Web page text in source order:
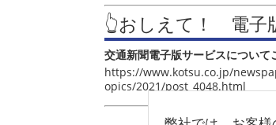
👆おしえて！ 電子
交通新聞電子版サービスについて
https://www.kotsu.co.jp/
opics/2021/post_4048.html